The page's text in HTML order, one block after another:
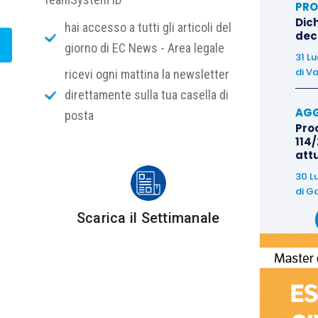
regolata dall’art. 91 cod. proc. civ. (C.
Libro I,
Torino, 2016, pag. 432;
processuale aggravata
Enc. Giur.
che sussiste in tutte quelle ipotesi in cui
resistito in giudizio con mala fede o colpa grave
hai accesso a tutti gli articoli del
giorno di EC News - Area legale
ricevi ogni mattina la newsletter
direttamente sulla tua casella di
posta
Scarica il Settimanale
31
di
30
di